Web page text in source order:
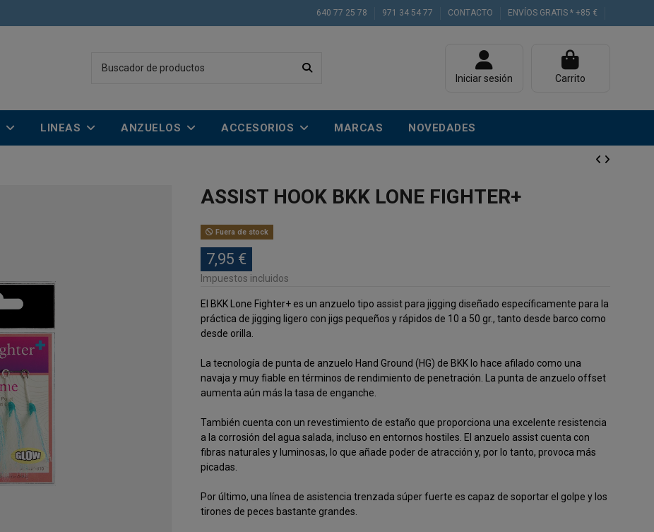
640 77 25 78 971 34 54 77 CONTACTO ENVÍOS GRATIS * +85 €
Iniciar sesión Carrito
LINEAS ANZUELOS ACCESORIOS MARCAS NOVEDADES
ASSIST HOOK BKK LONE FIGHTER+
Fuera de stock
7,95 €
Impuestos incluidos
El BKK Lone Fighter+ es un anzuelo tipo assist para jigging diseñado específicamente para la
práctica de jigging ligero con jigs pequeños y rápidos de 10 a 50 gr., tanto desde barco como
desde orilla.
La tecnología de punta de anzuelo Hand Ground (HG) de BKK lo hace afilado como una
navaja y muy fiable en términos de rendimiento de penetración. La punta de anzuelo offset
aumenta aún más la tasa de enganche.
También cuenta con un revestimiento de estaño que proporciona una excelente resistencia
a la corrosión del agua salada, incluso en entornos hostiles. El anzuelo assist cuenta con
fibras naturales y luminosas, lo que añade poder de atracción y, por lo tanto, provoca más
picadas.
Por último, una línea de asistencia trenzada súper fuerte es capaz de soportar el golpe y los
tirones de peces bastante grandes.